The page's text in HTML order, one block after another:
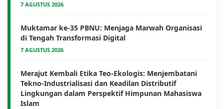
7 AGUSTUS 2026
Muktamar ke-35 PBNU: Menjaga Marwah Organisasi
di Tengah Transformasi Digital
7 AGUSTUS 2026
Merajut Kembali Etika Teo-Ekologis: Menjembatani
Tekno-Industrialisasi dan Keadilan Distributif
Lingkungan dalam Perspektif Himpunan Mahasiswa
Islam